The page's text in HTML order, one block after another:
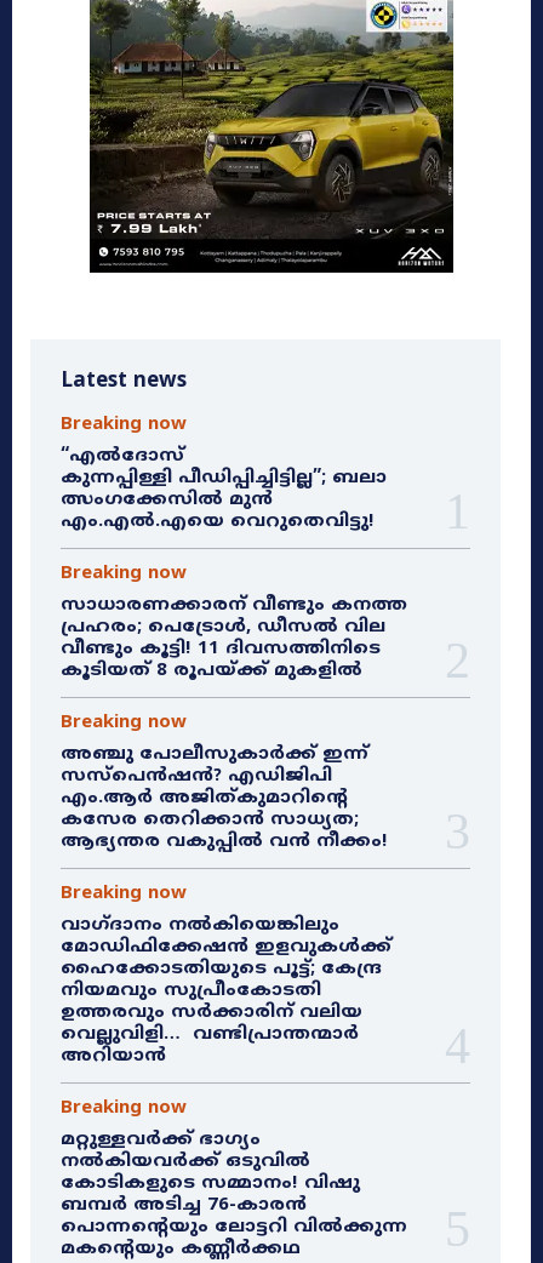
Latest news
Breaking now
“എൽദോസ്
കുന്നപ്പിള്ളി പീഡിപ്പിച്ചിട്ടില്ല”; ബലാ
ത്സംഗക്കേസിൽ മുൻ
എം.എൽ.എയെ വെറുതെവിട്ടു!
Breaking now
സാധാരണക്കാരന് വീണ്ടും കനത്ത
പ്രഹരം; പെട്രോൾ, ഡീസൽ വില
വീണ്ടും കൂട്ടി! 11 ദിവസത്തിനിടെ
കൂടിയത് 8 രൂപയ്ക്ക് മുകളിൽ
Breaking now
അഞ്ചു പോലീസുകാർക്ക് ഇന്ന്
സസ്‌പെൻഷൻ? എഡിജിപി
എം.ആർ അജിത്കുമാറിൻ്റെ
കസേര തെറിക്കാൻ സാധ്യത;
ആഭ്യന്തര വകുപ്പിൽ വൻ നീക്കം!
Breaking now
വാഗ്ദാനം നൽകിയെങ്കിലും
മോഡിഫിക്കേഷൻ ഇളവുകൾക്ക്
ഹൈക്കോടതിയുടെ പൂട്ട്; കേന്ദ്ര
നിയമവും സുപ്രീംകോടതി
ഉത്തരവും സർക്കാരിന് വലിയ
വെല്ലുവിളി… വണ്ടിപ്രാന്തന്മാർ
അറിയാൻ
Breaking now
മറ്റുള്ളവർക്ക് ഭാഗ്യം
നൽകിയവർക്ക് ഒടുവിൽ
കോടികളുടെ സമ്മാനം! വിഷു
ബമ്പർ അടിച്ച 76-കാരൻ
പൊന്നന്റെയും ലോട്ടറി വിൽക്കുന്ന
മകന്റെയും കണ്ണീർക്കഥ